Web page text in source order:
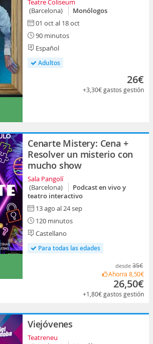
Teatre Coliseum
(Barcelona)
Monólogos
01 oct al 18 oct
90 minutos
Español
Adultos
26€
+3,30€gastos gestión
Cenarte Mistery: Cena +
Resolver un misterio con
mucho show
Sala Pangolí
(Barcelona)
Podcast en vivo y
teatro interactivo
13 ago al 24 sep
120 minutos
Castellano
Para todas las edades
desde 35€
Ahorra 8,50€
26,50€
+1,80€gastos gestión
Viejóvenes
Teatreneu